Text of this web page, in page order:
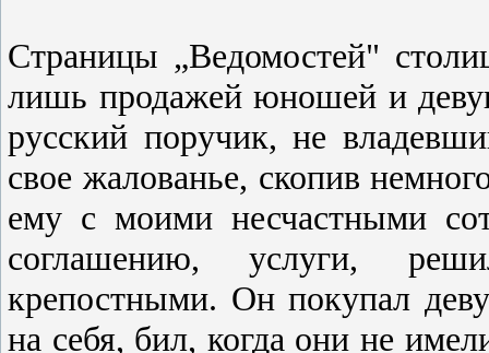
Страницы „Ведомостей"
лишь продажей юношей и
русский поручик, не
свое жалованье, скопив
ему с моими несчастными
соглашению, услуги,
крепостными. Он покупал
на себя, бил, когда они не